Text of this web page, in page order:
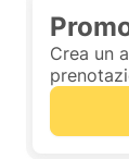
Crea un